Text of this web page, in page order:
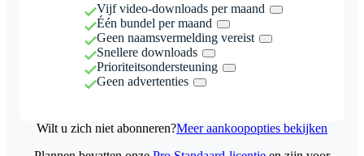
Vijf video-downloads per maand
Één bundel per maand
Geen naamsvermelding vereist
Snellere downloads
Prioriteitsondersteuning
Geen advertenties
Wilt u zich niet abonneren?Meer aankoopopties bekijken